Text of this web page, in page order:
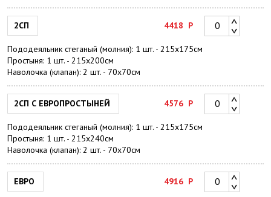
2СП 4418 Р
Пододеяльник стеганый (молния): 1 шт. - 215x175см
Простыня: 1 шт. - 215х200см
Наволочка (клапан): 2 шт. - 70х70см
2СП С ЕВРОПРОСТЫНЕЙ 4576 Р
Пододеяльник стеганый (молния): 1 шт. - 215x175см
Простыня: 1 шт. - 215х240см
Наволочка (клапан): 2 шт. - 70х70см
ЕВРО 4916 Р